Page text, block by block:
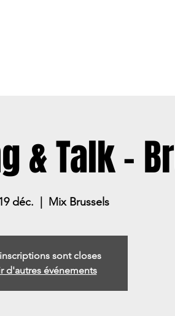
& Talk -
déc. Mix Brussels
sont closes
d'autres événements